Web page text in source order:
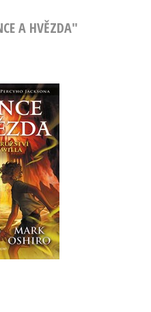
A HVĚZDA"
hvězda
Rick Riordan
,
449 Kč